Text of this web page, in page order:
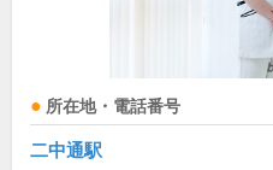
所在地・電話番号
二中通駅